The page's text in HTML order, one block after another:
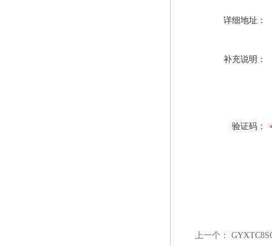
详细地址：
补充说明：
验证码：
上一个：